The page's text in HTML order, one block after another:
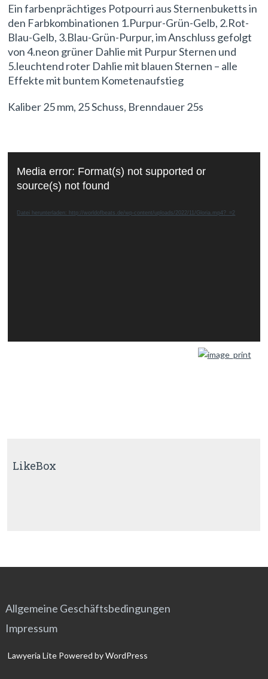
Ein farbenprächtiges Potpourri aus Sternenbuketts in
den Farbkombinationen 1.Purpur-Grün-Gelb, 2.Rot-
Blau-Gelb, 3.Blau-Grün-Purpur, im Anschluss gefolgt
von 4.neon grüner Dahlie mit Purpur Sternen und
5.leuchtend roter Dahlie mit blauen Sternen – alle
Effekte mit buntem Kometenaufstieg
Kaliber 25 mm, 25 Schuss, Brenndauer 25s
Player
Media error: Format(s) not supported or
source(s) not found
Datei herunterladen: http://worldofbeats.de/wp-content/uploads/2022/11/Gloria.mp4?_=2
LikeBox
Allgemeine Geschäftsbedingungen
Impressum
Lawyeria Lite Powered byWordPress